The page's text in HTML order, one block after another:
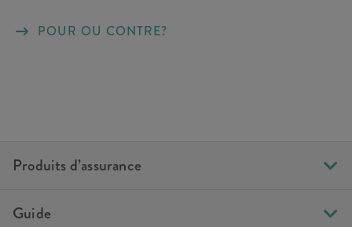
POUR OU CONTRE?
Produits d’assurance
Guide